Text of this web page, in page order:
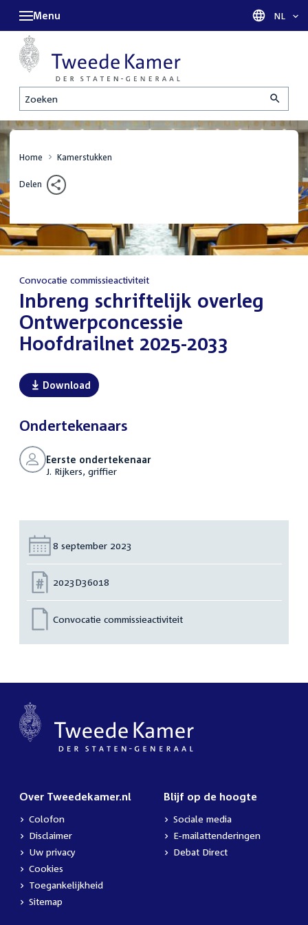
Zoeken
Menu Taal
NL
Home Kamerstukken
Delen
Convocatie commissieactiviteit
:Inbreng schriftelijk overleg
Ontwerpconcessie
Hoofdrailnet 2025-2033
Download
Ondertekenaars
Eerste ondertekenaar
J. Rijkers, griffier
Datum:
8 september 2023
Nummer:
2023D36018
Convocatie commissieactiviteit
Over Tweedekamer.nl
Colofon
Disclaimer
Uw privacy
Cookies
Toegankelijkheid
Sitemap
Blijf op de hoogte
Sociale media
E-mailattenderingen
Debat Direct